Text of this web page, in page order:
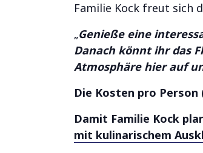
Familie Kock freut sich
„Genieße eine
Danach könnt ihr das
Atmosphäre hier auf
Die Kosten pro Person
Damit Familie Kock
mit kulinarischem